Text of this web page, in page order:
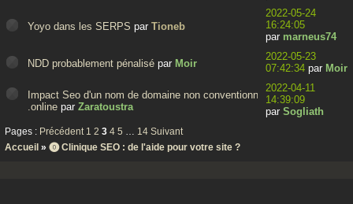
Yoyo dans les SERPS parTioneb
2022-05-24
16:24:05
par marneus74
NDD probablement pénalisé par Moir
2022-05-23
07:42:34 par Moir
Impact Seo d'un nom de domaine non conventionnel:
.online parZaratoustra
2022-04-11
14:39:09
par Sogliath
Pages : Précédent 1 2 3 4 5 … 14 Suivant
Accueil » ⓿ Clinique SEO : de l'aide pour votre site ?